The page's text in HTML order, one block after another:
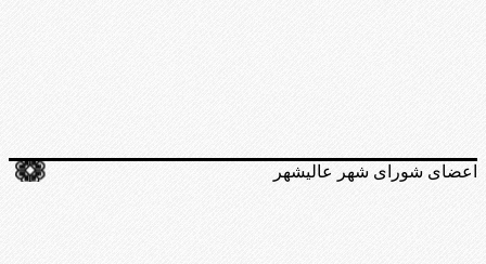
اعضای شورای شهر عالیشهر